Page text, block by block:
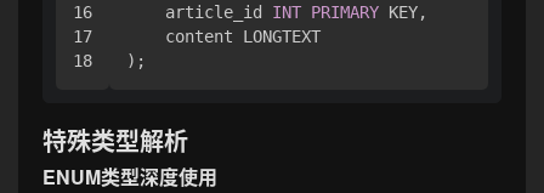
16
17
    article_id
INT PRIMARY KEY,
    content LONGTEXT
特殊类型解析
ENUM类型深度使用